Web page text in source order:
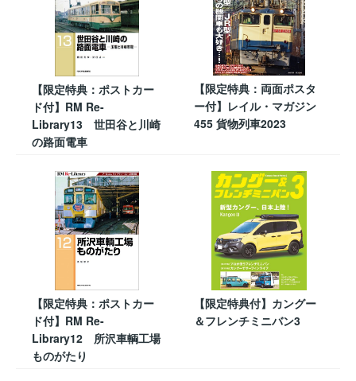
【限定特典：ポストカー
ド付】RM Re-
Library13 世田谷と川崎
の路面電車
【限定特典：両面ポスタ
ー付】レイル・マガジン
455 貨物列車2023
【限定特典：ポストカー
ド付】RM Re-
Library12 所沢車輌工場
ものがたり
【限定特典付】カングー
＆フレンチミニバン3